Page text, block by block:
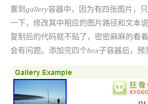
置到 gallery容器中，因为有四张图片，
一下，修改其中相应的图片路径和文本
复制后的代码就不贴了，密密麻麻的看
会有问题。添加完四个box子容器后，预